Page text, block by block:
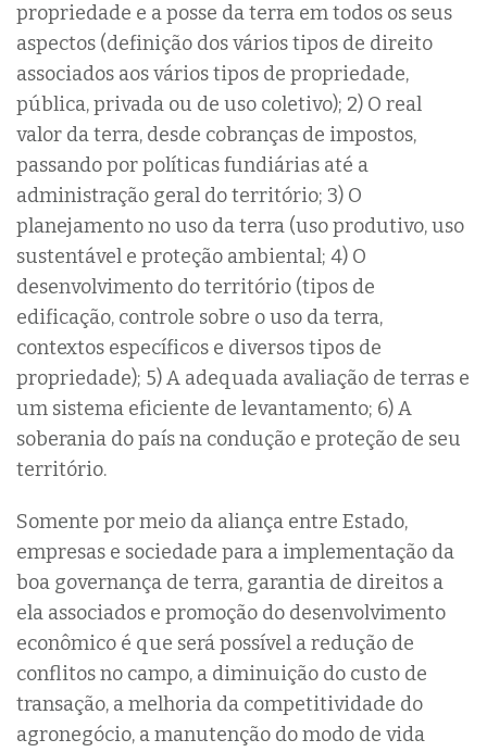
propriedade e a posse da terra em todos os seus
aspectos (definição dos vários tipos de direito
associados aos vários tipos de propriedade,
pública, privada ou de uso coletivo); 2) O real
valor da terra, desde cobranças de impostos,
passando por políticas fundiárias até a
administração geral do território; 3) O
planejamento no uso da terra (uso produtivo, uso
sustentável e proteção ambiental; 4) O
desenvolvimento do território (tipos de
edificação, controle sobre o uso da terra,
contextos específicos e diversos tipos de
propriedade); 5) A adequada avaliação de terras e
um sistema eficiente de levantamento; 6) A
soberania do país na condução e proteção de seu
território.
Somente por meio da aliança entre Estado,
empresas e sociedade para a implementação da
boa governança de terra, garantia de direitos a
ela associados e promoção do desenvolvimento
econômico é que será possível a redução de
conflitos no campo, a diminuição do custo de
transação, a melhoria da competitividade do
agronegócio, a manutenção do modo de vida